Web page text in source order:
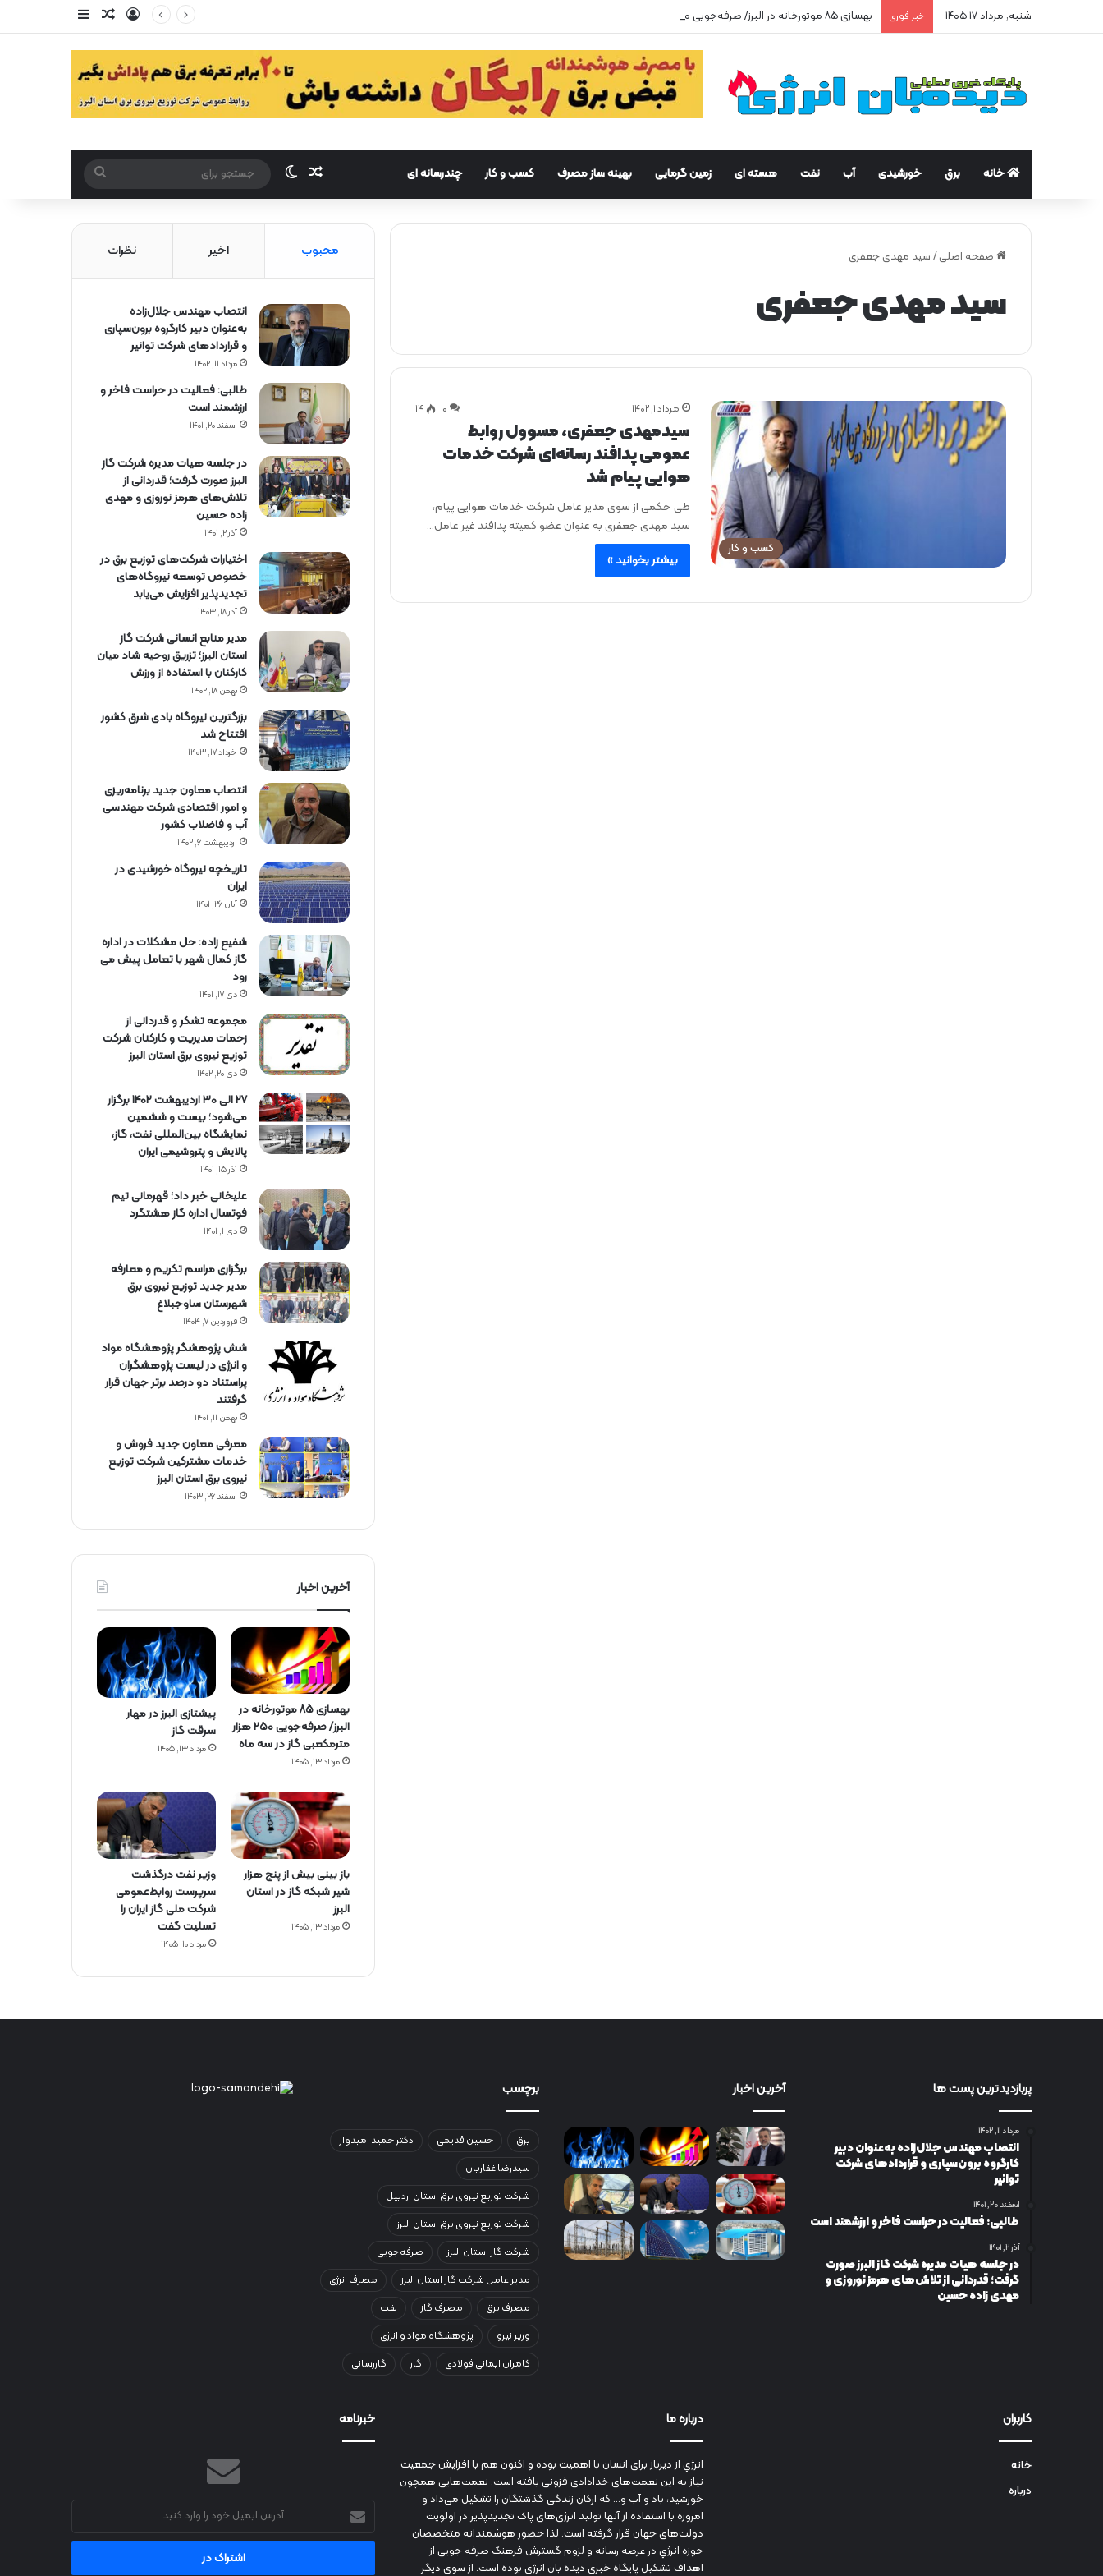
شنبه, مرداد ۱۷ ۱۴۰۵ خبر فوری بهسازی ۸۵ موتورخانه در البرز/ صرفه‌جویی ۲۵۰ هزار مترمکعبی گاز در سه ماه ورود مقاله تصادفی
خانه برق خورشیدی آب نفت هسته ای زمین گرمایی بهینه ساز مصرف کسب و کار چندرسانه ای مقاله تصادفی
تغییر پوست
برای
صفحه اصلی / سید مهدی جعفری
سید مهدی جعفری
کسب و کار
مرداد ۱, ۱۴۰۲ 0 ۱۴
سیدمهدی جعفری، مسوول روابط
عمومی پدافند رسانه‌ای شرکت خدمات
هوایی پیام شد
طی حکمی از سوی مدیر عامل شرکت خدمات هوایی پیام،
سید مهدی جعفری به عنوان عضو کمیته پدافند غیر عامل…
بیشتر بخوانید »
محبوب اخیر نظرات
انتصاب مهندس جلال‌زاده
به‌عنوان دبیر كارگروه برون‌سپاری
و قراردادهای شركت توانیر
مرداد ۱۱, ۱۴۰۲
طالبی: فعالیت در حراست فاخر و
ارزشمند است
اسفند ۲۰, ۱۴۰۱
در جلسه هیات مدیره شرکت گاز
البرز صورت گرفت؛ قدردانی از
تلاش‌های هرمز نوروزی و مهدی
زاده حسین
آذر ۲, ۱۴۰۱
اختیارات شرکت‌های توزیع برق در
خصوص توسعه نیروگاه‌های
تجدیدپذیر افزایش می‌یابد
آذر ۱۸, ۱۴۰۳
مدیر منابع انسانی شرکت گاز
استان البرز؛ تزریق روحیه شاد میان
کارکنان با استفاده از ورزش
بهمن ۱۸, ۱۴۰۲
بزرگترین نیروگاه بادی شرق کشور
افتتاح شد
خرداد ۱۷, ۱۴۰۳
انتصاب معاون جدید برنامه‌ریزی
و امور اقتصادی شرکت مهندسی
آب و فاضلاب کشور
اردیبهشت ۶, ۱۴۰۲
تاریخچه نیروگاه خورشیدی در
ایران
آبان ۲۶, ۱۴۰۱
شفیع زاده: حل مشکلات در اداره
گاز کمال شهر با تعامل پیش می
رود
دی ۱۷, ۱۴۰۱
مجموعه تشکر و قدردانی از
زحمات مدیریت و کارکنان شرکت
توزیع نیروی برق استان البرز
دی ۲۰, ۱۴۰۲
27 الی 30 اردیبهشت 1402 برگزار
می‌شود؛ بیست و ششمین
نمایشگاه بین‌المللی نفت، گاز،
پالایش و پتروشیمی ایران
آذر ۱۵, ۱۴۰۱
علیخانی خبر داد؛ قهرمانی تیم
فوتسال اداره گاز هشتگرد
دی ۱, ۱۴۰۱
برگزاری مراسم تكریم و معارفه
مدیر جدید توزیع نیروی برق
شهرستان ساوجبلاغ
فروردین ۷, ۱۴۰۴
شش پژوهشگر پژوهشگاه مواد
و انرژی در لیست پژوهشگران
پراستناد دو درصد برتر جهان قرار
گرفتند
بهمن ۱۱, ۱۴۰۱
معرفی معاون جدید فروش و
خدمات مشتركین شركت توزیع
نیروی برق استان البرز
اسفند ۲۶, ۱۴۰۳
آخرین اخبار
بهسازی ۸۵ موتورخانه در
البرز/ صرفه‌جویی ۲۵۰ هزار
مترمکعبی گاز در سه ماه
مرداد ۱۳, ۱۴۰۵
پیشتازی البرز در مهار
سرقت گاز
مرداد ۱۳, ۱۴۰۵
باز بینی بیش از پنج هزار
شیر شبکه گاز در استان
البرز
مرداد ۱۳, ۱۴۰۵
وزیر نفت درگذشت
سرپرست روابط‌عمومی
شرکت ملی گاز ایران را
تسلیت گفت
مرداد ۱۰, ۱۴۰۵
پربازدیدترین پست ها
مرداد ۱۱, ۱۴۰۲
انتصاب مهندس جلال‌زاده به‌عنوان دبیر
كارگروه برون‌سپاری و قراردادهای شركت
توانیر
اسفند ۲۰, ۱۴۰۱
طالبی: فعالیت در حراست فاخر و ارزشمند است
آذر ۲, ۱۴۰۱
در جلسه هیات مدیره شرکت گاز البرز صورت
گرفت؛ قدردانی از تلاش‌های هرمز نوروزی و
مهدی زاده حسین
آخرین اخبار برچسب
برق حسین قدیمی
دکتر حمید امیدوار
سیدرضا غفاریان
شرکت توزیع نیروی برق استان اردبیل
شرکت توزیع نیروی برق استان البرز
شرکت گاز استان البرز
صرفه‌جویی
مدیر عامل شرکت گاز استان البرز
مصرف انرژی
مصرف برق
مصرف گاز
نفت
وزیر نیرو
پژوهشگاه مواد و انرژی
کامران ایمانی فولادی
گاز گازرسانی
کاربران
خانه
درباره
درباره ما
انرژي‌ از دیرباز برای انسان با اهمیت بوده و اکنون هم با افزایش جمعیت
نیاز به این نعمت‌های خدادادی فزونی یافته است. نعمت‌هایی همچون
خورشید، باد و آب و... که ارکان زندگی گذشتگان را تشکیل می‌داد و
امروزه با استفاده از آنها تولید انرژی‌های پاک تجدیدپذیر در اولویت
دولت‌های جهان قرار گرفته است. لذا حضور هوشمندانه متخصصان
حوزه انرژي در عرصه رسانه و لزوم گسترش فرهنگ صرفه جویی از
اهداف تشکیل پایگاه خبری دیده بان انرژی بوده است. از سوی دیگر
خبرنامه
آدرس
ایمیل
خود